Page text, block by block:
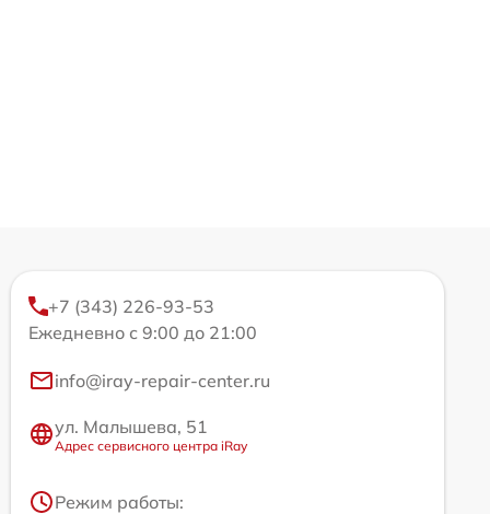
+7 (343) 226-93-53
Ежедневно с 9:00 до 21:00
info@iray-repair-center.ru
ул. Малышева, 51
Адрес сервисного центра iRay
Режим работы: